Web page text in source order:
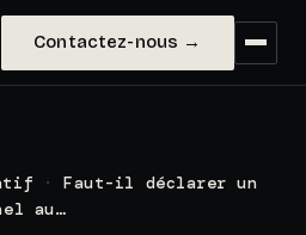
Contactez-nous →
·
Faut-il déclarer un
au…